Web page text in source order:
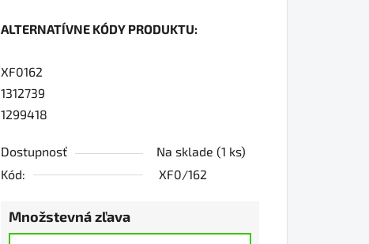
produktu
0,0
z
5
ALTERNATÍVNE KÓDY PRODUKTU:
XF0162
1312739
1299418
Dostupnosť Na sklade (1 ks)
Kód:
XF0/162
Množstevná zľava